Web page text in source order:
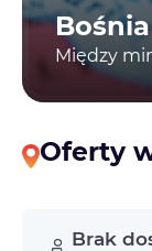
Między
Oferty
Brak